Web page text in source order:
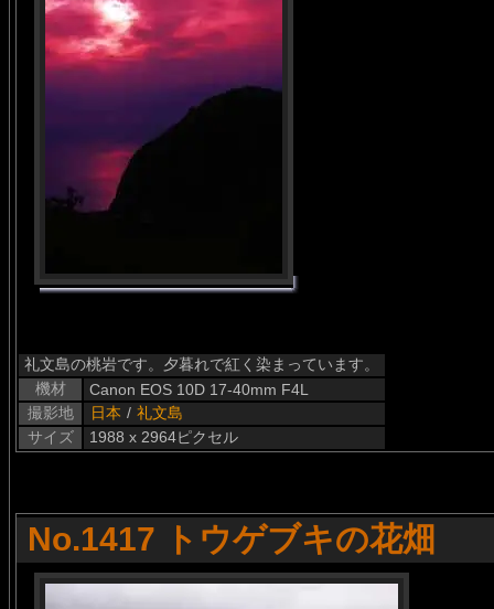
礼文島の桃岩です。夕暮れで紅く染まっています。
機材
Canon EOS 10D 17-40mm F4L
撮影地
日本 / 礼文島
サイズ
1988 x 2964ピクセル
No.1417 トウゲブキの花畑